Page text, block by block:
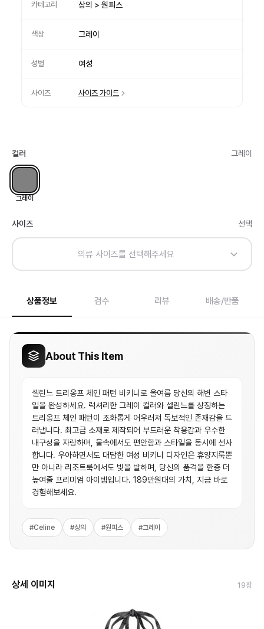
카테고리 상의 > 원피스
색상 그레이
성별 여성
사이즈 사이즈 가이드
컬러 그레이
그레이
사이즈 선택
의류 사이즈를 선택해주세요
상품정보 검수 리뷰 배송/반품
About This Item
셀린느 트리옹프 체인 패턴 비키니로 올여름 당신의 해변 스타
일을 완성하세요. 럭셔리한 그레이 컬러와 셀린느를 상징하는
트리옹프 체인 패턴이 조화롭게 어우러져 독보적인 존재감을 드
러냅니다. 최고급 소재로 제작되어 부드러운 착용감과 우수한
내구성을 자랑하며, 물속에서도 편안함과 스타일을 동시에 선사
합니다. 우아하면서도 대담한 여성 비키니 디자인은 휴양지룩뿐
만 아니라 리조트룩에서도 빛을 발하며, 당신의 품격을 한층 더
높여줄 프리미엄 아이템입니다. 189만원대의 가치, 지금 바로
경험해보세요.
#Celine #상의 #원피스 #그레이
상세 이미지 19장